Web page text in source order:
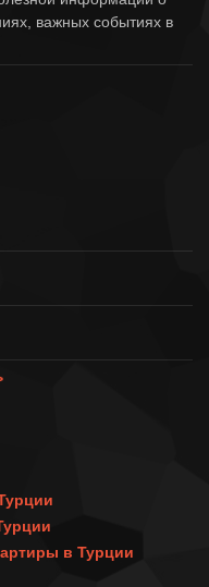
важных событиях в
в Турции